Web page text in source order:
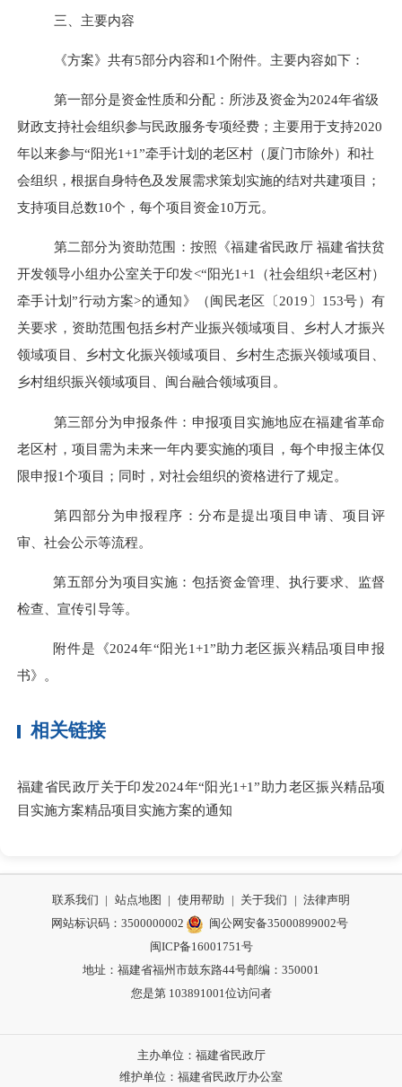
三、主要内容
《方案》共有5部分内容和1个附件。主要内容如下：
第一部分是资金性质和分配： 所涉及资金为2024年省级
财政支持社会组织参与民政服务专项经费；主要用于支持2020
年以来参与“阳光1+1”牵手计划的老区村（厦门市除外）和社
会组织，根据自身特色及发展需求策划实施的结对共建项目；
支持项目总数10个，每个项目资金10万元。
第二部分为资助范围： 按照《福建省民政厅 福建省扶贫
开发领导小组办公室关于印发<“阳光1+1（社会组织+老区村）
牵手计划”行动方案>的通知》（闽民老区〔2019〕153号）有
关要求，资助范围包括乡村产业振兴领域项目、乡村人才振兴
领域项目、乡村文化振兴领域项目、乡村生态振兴领域项目、
乡村组织振兴领域项目、闽台融合领域项目。
第三部分为申报条件： 申报项目实施地应在福建省革命
老区村，项目需为未来一年内要实施的项目，每个申报主体仅
限申报1个项目；同时，对社会组织的资格进行了规定。
第四部分为申报程序： 分布是提出项目申请、项目评
审、社会公示等流程。
第五部分为项目实施： 包括资金管理、执行要求
监督
检查、宣传引导等。
附件是 《2024年“阳光1+1”助力老区振兴精品项目申报
书》。
相关链接
福建省民政厅关于印发2024年“阳光1+1”助力老区振兴精品项
目实施方案精品项目实施方案的通知
联系我们 | 站点地图 | 使用帮助 | 关于我们 | 法律声明
网站标识码：3500000002
闽公网安备35000899002号
闽ICP备16001751号
地址：福建省福州市鼓东路44号邮编：350001
您是第 103891001位访问者
主办单位：福建省民政厅
维护单位：福建省民政厅办公室